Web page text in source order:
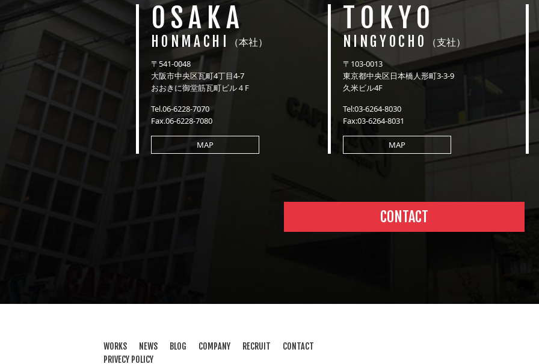
OSAKA
HONMACHI （本社）
〒541-0048
大阪市中央区瓦町4丁目4-7
おおきに御堂筋瓦町ビル４F
Tel.06-6228-7070
Fax.06-6228-7080
MAP
TOKYO
NINGYOCHO （支社）
〒103-0013
東京都中央区日本橋人形町3-3-9
久米ビル4F
Tel:03-6264-8030
Fax:03-6264-8031
MAP
CONTACT
WORKS NEWS BLOG COMPANY RECRUIT
CONTACT
PRIVECY POLICY